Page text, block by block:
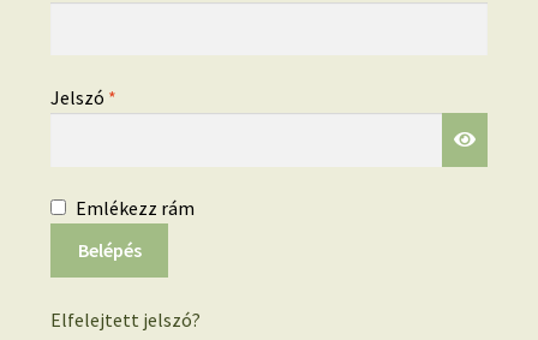
Jelszó *Kötelező
Emlékezz rám
Belépés
Elfelejtett jelszó?